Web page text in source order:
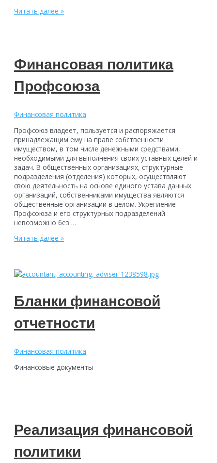
Правозащитная
Читать далее »
Финансовая политика
Профсоюза
Финансовая политика
Профсоюз владеет, пользуется и распоряжается
принадлежащим ему на праве собственности
имуществом, в том числе денежными средствами,
необходимыми для выполнения своих уставных целей и
задач. В общественных организациях, структурные
подразделения (отделения) которых, осуществляют
свою деятельность на основе единого устава данных
организаций, собственниками имущества являются
общественные организации в целом. Укрепление
Профсоюза и его структурных подразделений
невозможно без …
Финансовая
Читать далее »
Бланки финансовой
отчетности
Финансовая политика
Финансовые документы
Реализация финансовой
политики